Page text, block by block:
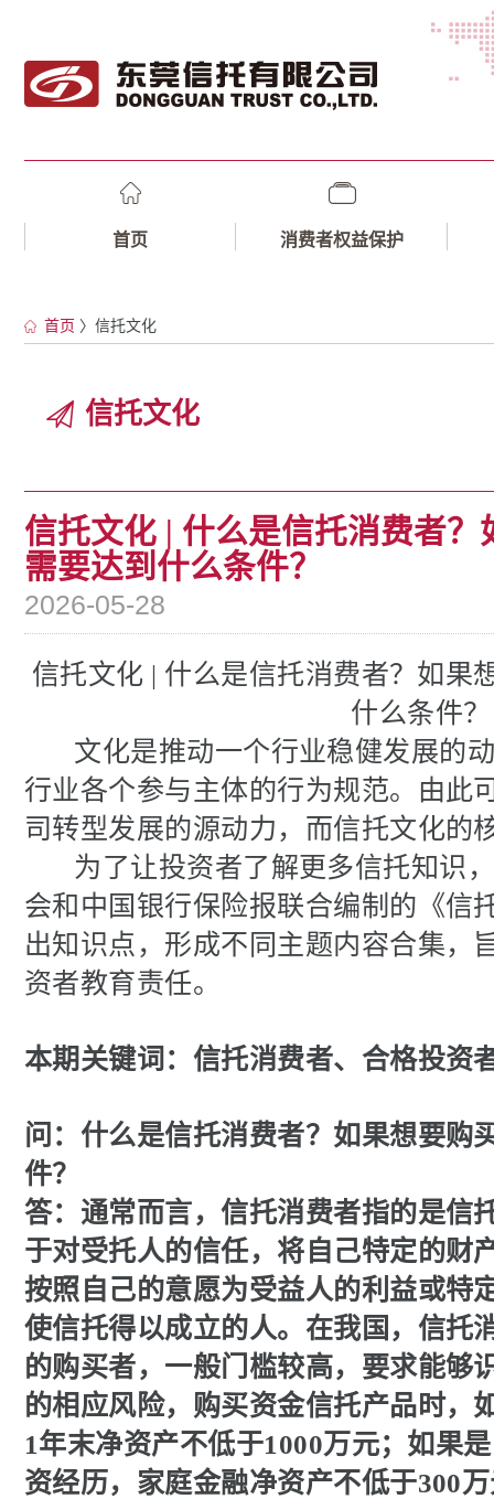
首页 消费者权益保护
首页 〉信托文化
信托文化
信托文化 | 什么是信托消费者
需要达到什么条件？
2026-05-28
信托文化 | 什么是信托消费者？如果
什么条件？
文化是推动一个行业稳健发展的动
行业各个参与主体的行为规范。 由此
司转型发展的源动力，而信托文化的
为了让投资者了解更多信托知识，
会和中国银行保险报联合编制的《信
出知识点，形成不同主题内容合集，
资者教育责任。
本期关键词：信托消费者、合格投资
问： 什么是信托消费者？如果想要购
件？
答： 通常而言，信托消费者指的是信
于对受托人的信任，将自己特定的财
按照自己的意愿为受益人的利益或特
使信托得以成立的人。在我国，信托
的购买者，一般门槛较高，要求能够
的相应风险，购买资金信托产品时，
1年末净资产不低于1000万元；如果
资经历，家庭金融净资产不低于300